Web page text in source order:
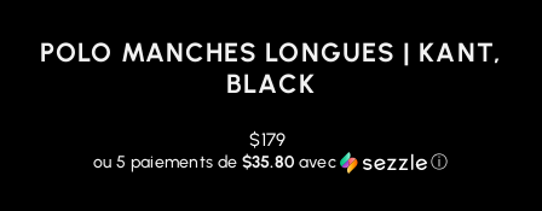
POLO MANCHES LONGUES | KANT,
BLACK
Prix
régulier
$179
ou 5 paiements de $35.80 avec ⓘ